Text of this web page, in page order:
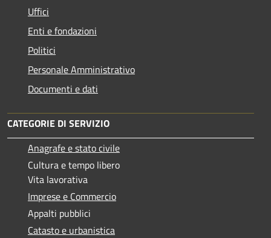
Uffici
Enti e fondazioni
Politici
Personale Amministrativo
Documenti e dati
CATEGORIE DI SERVIZIO
Anagrafe e stato civile
Cultura e tempo libero
Vita lavorativa
Imprese e Commercio
Appalti pubblici
Catasto e urbanistica